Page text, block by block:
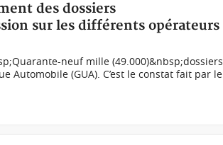
des dossiers
sur les différents opérateurs
neuf mille (49.000)&nbsp;dossiers
(GUA). C’est le constat fait par le